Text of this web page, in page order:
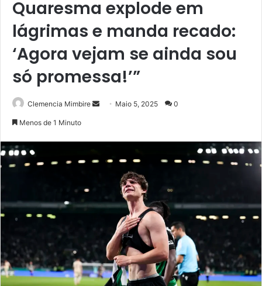
Quaresma explode em
lágrimas e manda recado:
‘Agora vejam se ainda sou
só promessa!’”
Clemencia Mimbire
Send Maio 5, 2025 0
Menos de 1 Minuto